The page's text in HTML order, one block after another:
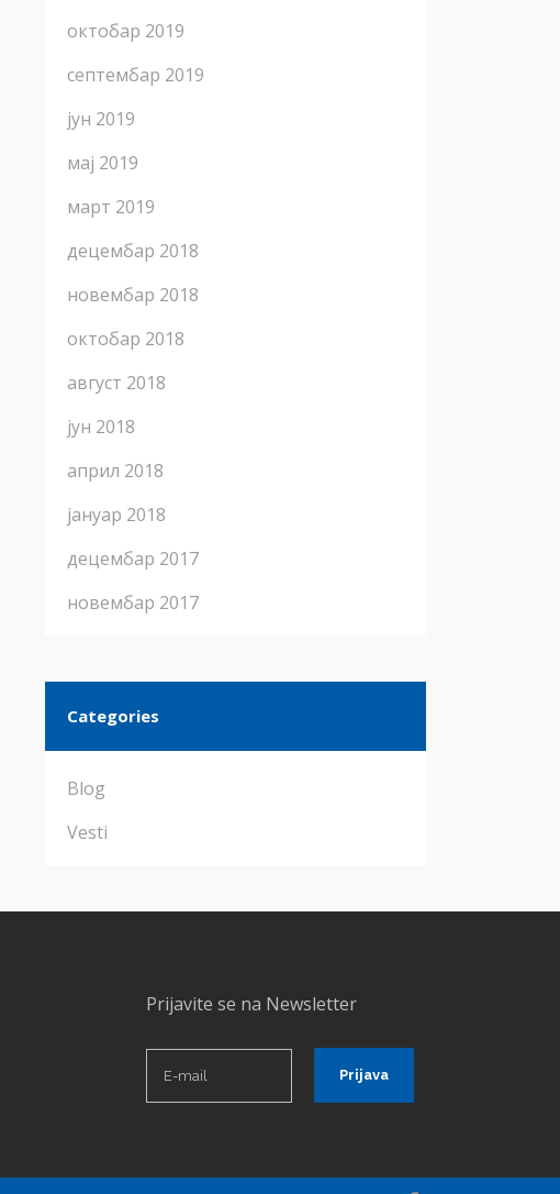
октобар 2019
септембар 2019
јун 2019
мај 2019
март 2019
децембар 2018
новембар 2018
октобар 2018
август 2018
јун 2018
април 2018
јануар 2018
децембар 2017
новембар 2017
Categories
Blog
Vesti
Prijavite se na Newsletter